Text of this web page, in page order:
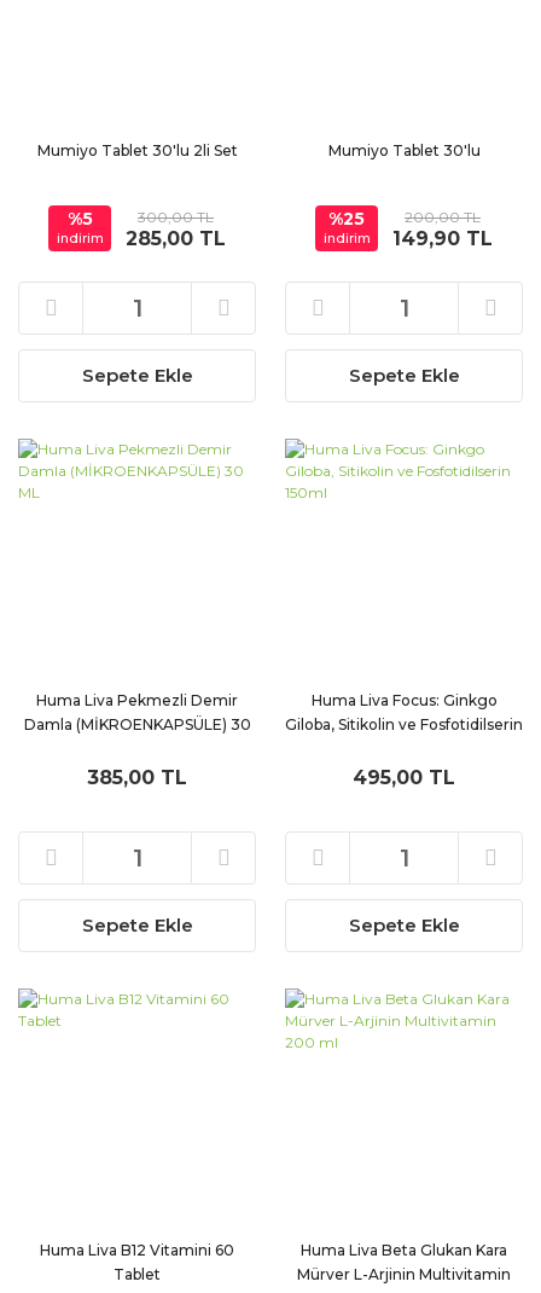
Mumiyo Tablet 30'lu 2li Set
%5
indirim
300,00 TL
285,00 TL
Sepete Ekle
Mumiyo Tablet 30'lu
%25
indirim
200,00 TL
149,90 TL
Sepete Ekle
Huma Liva Pekmezli Demir
Damla (MİKROENKAPSÜLE) 30
385,00 TL
Sepete Ekle
Huma Liva Focus: Ginkgo
Giloba, Sitikolin ve Fosfotidilserin
495,00 TL
Sepete Ekle
Huma Liva B12 Vitamini 60
Tablet
Huma Liva Beta Glukan Kara
Mürver L-Arjinin Multivitamin